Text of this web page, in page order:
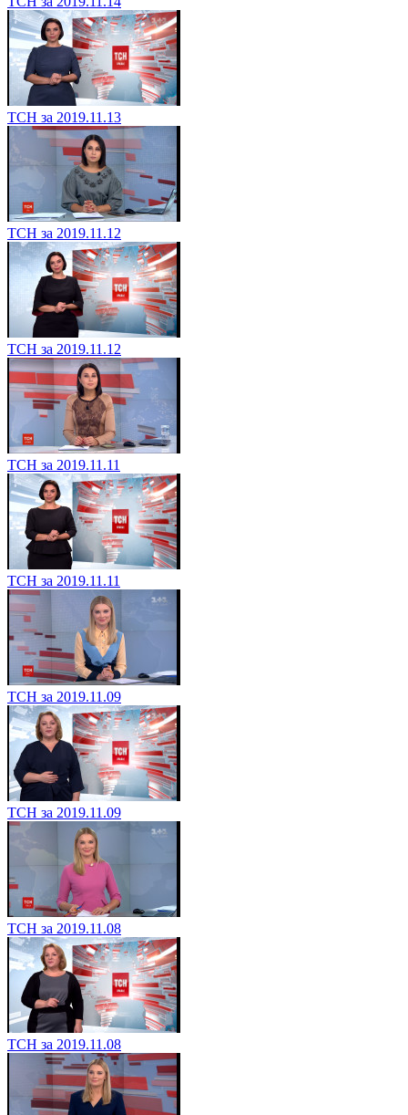
ТСН за 2019.11.13
ТСН за 2019.11.12
ТСН за 2019.11.12
ТСН за 2019.11.11
ТСН за 2019.11.11
ТСН за 2019.11.09
ТСН за 2019.11.09
ТСН за 2019.11.08
ТСН за 2019.11.08